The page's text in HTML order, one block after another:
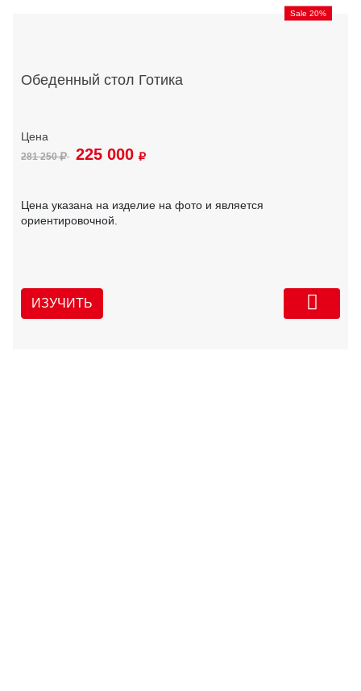
Sale 20%
Обеденный стол Готика
281 250 225 000
Цена указана на изделие на фото и является
ориентировочной.
ИЗУЧИТЬ